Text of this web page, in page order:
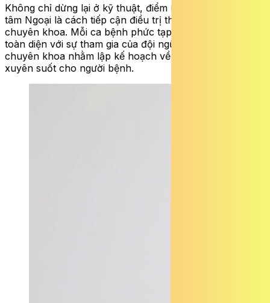
Không chỉ dừng lại ở kỹ thuật, điểm nổi bật của Trung
tâm Ngoại là cách tiếp cận điều trị theo hướng đa
chuyên khoa. Mỗi ca bệnh phức tạp đều được đánh giá
toàn diện với sự tham gia của đội ngũ chuyên gia đa
chuyên khoa nhằm lập kế hoạch về một phác đồ tối ưu,
xuyên suốt cho người bệnh.